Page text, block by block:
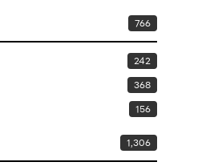
766
242
368
156
1,306